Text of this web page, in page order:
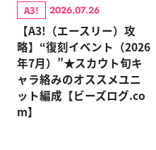
A3! 2026.07.26
【A3!（エースリー）攻
略】“復刻イベント（2026
年7月）”★スカウト旬キ
ャラ絡みのオススメユニ
ット編成【ビーズログ.co
m】